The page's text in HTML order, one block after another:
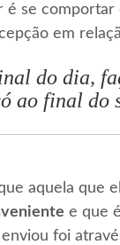
se
em
do dia,
ao final do
aquela que
e que
foi